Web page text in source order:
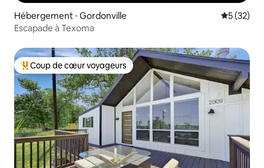
Hébergement ⋅ Gordonville
5 (32)
Escapade à Texoma
Coups de cœur voyageurs les plus appréciés
Coup de cœur voyageurs